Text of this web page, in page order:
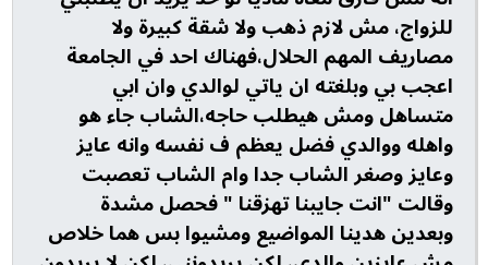
للزواج، مش لازم ذهب ولا شقة كبيرة ولا
مصاريف المهم الحلال،فهناك احد في الجامعة
اعجب بي وبلغته ان ياتي لوالدي وان ابي
متساهل ومش هيطلب حاجه،الشاب جاء هو
واهله ووالدي فضل يعظم ف نفسه وانه عايز
وعايز وصغر الشاب جدا وام الشاب تعصبت
وقالت "انت جايبنا تهزقنا " فحصل مشدة
وبعدين هدينا المواضيع ومشيوا بس هما خلاص